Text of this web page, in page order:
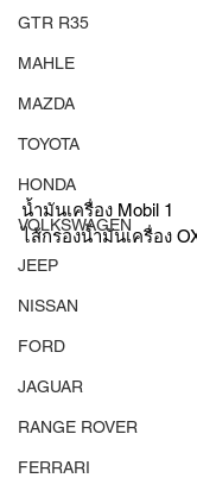
GTR R35
MAHLE
MAZDA
TOYOTA
HONDA
VOLKSWAGEN
JEEP
NISSAN
FORD
JAGUAR
RANGE ROVER
FERRARI
น้ำมันเครื่อง Mobil 1
ไส้กรองน้ำมันเครื่อง